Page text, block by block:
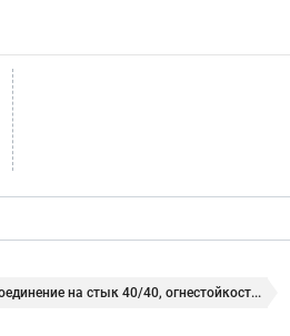
на стык 40/40, огнестойкост...